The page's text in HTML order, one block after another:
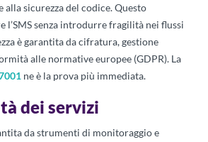
sicurezza del codice. Questo
l’SMS senza introdurre fragilità nei flussi
è garantita da cifratura, gestione
alle normative europee (GDPR). La
ne è la prova più immediata.
dei servizi
da strumenti di monitoraggio e